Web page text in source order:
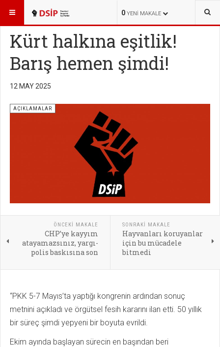
0 YENI MAKALE
BURADASINIZ: HABERLER AÇIKLAMALAR
Kürt halkına eşitlik!
Barış hemen şimdi!
12 MAY 2025
AÇIKLAMALAR
ÖNCEKI MAKALE
CHP’ye kayyım
atayamazsınız, yargı-
polis baskısına son
SONRAKI MAKALE
Hayvanları koruyanlar
için bu mücadele
bitmedi
“PKK 5-7 Mayıs’ta yaptığı kongrenin ardından sonuç
metnini açıkladı ve örgütsel fesih kararını ilan etti. 50 yıllık
bir süreç şimdi yepyeni bir boyuta evrildi.
Ekim ayında başlayan sürecin en başından beri